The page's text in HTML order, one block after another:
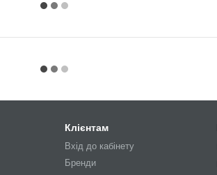
Клієнтам
Вхід до кабінету
Бренди